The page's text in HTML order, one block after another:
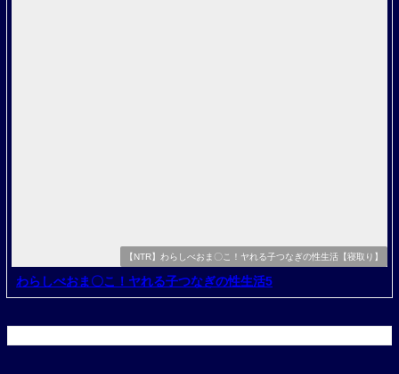
【NTR】わらしべおま〇こ！ヤれる子つなぎの性生活【寝取り】
わらしべおま〇こ！ヤれる子つなぎの性生活5